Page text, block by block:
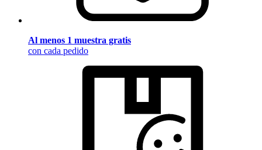
Al menos 1 muestra gratis
con cada pedido